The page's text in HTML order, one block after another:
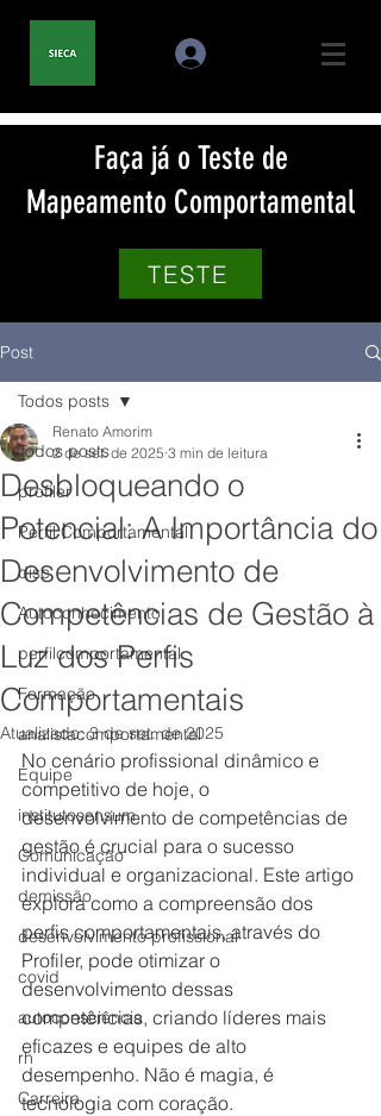
Faça já o Teste de
Mapeamento Comportamental
TESTE
Post
Todos posts
profiler
Perfil Comportamental
disc
Autoconhecimento
perfilcomportamental
Formação
analistacomportamental
Equipe
institutosensum
Comunicação
demissão
desenvolvimento profissional
covid
autoconsciência
rh
Carreira
Todos posts
Desbloqueando o
Potencial: A Importância do
Desenvolvimento de
Competências de Gestão à
Luz dos Perfis
Comportamentais
Renato Amorim
2 de set. de 2025 3 min de leitura
Atualizado:3 de set. de 2025
No cenário profissional dinâmico e
competitivo de hoje, o
desenvolvimento de competências de
gestão é crucial para o sucesso
individual e organizacional. Este artigo
explora como a compreensão dos
perfis comportamentais, através do
Profiler, pode otimizar o
desenvolvimento dessas
competências, criando líderes mais
eficazes e equipes de alto
desempenho. Não é magia, é
tecnologia com coração.